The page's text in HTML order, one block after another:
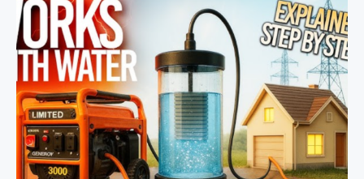
ZAKÁZANÝ VODNÍ MOTOR EXISTUJE! Generátor s
nekonečnou volnou energii